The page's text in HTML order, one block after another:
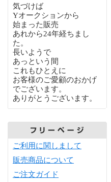
気づけば
Yオークションから
始まった販売
あれから24年経ちまし
た。
長いようで
あっという間
これもひとえに
お客様のご愛顧のおかげ
でございます。
ありがとうございます。
ご利用に関しまして
販売商品について
ご注文ガイド